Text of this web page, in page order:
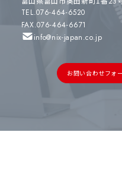
TEL.076-464-6520
FAX.076-464-6671
info@nix-japan.co.jp
お問い合わせフォ